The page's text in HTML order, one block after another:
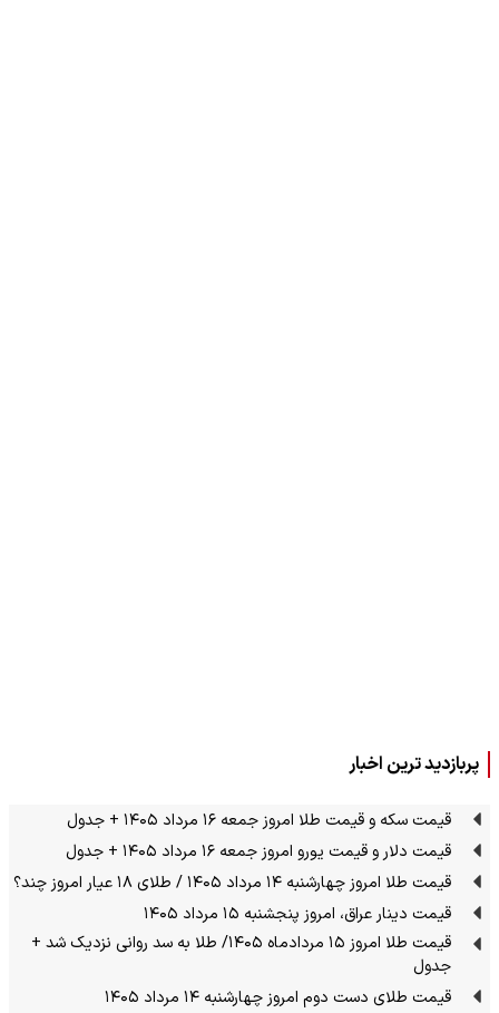
پربازدید ترین اخبار
قیمت سکه و قیمت طلا امروز جمعه ۱۶ مرداد ۱۴۰۵ + جدول
قیمت دلار و قیمت یورو امروز جمعه ۱۶ مرداد ۱۴۰۵ + جدول
قیمت طلا امروز چهارشنبه ۱۴ مرداد ۱۴۰۵ / طلای ۱۸ عیار امروز چند؟
قیمت دینار عراق، امروز پنجشنبه ۱۵ مرداد ۱۴۰۵
قیمت طلا امروز ۱۵ مردادماه ۱۴۰۵/ طلا به سد روانی نزدیک شد +
جدول
قیمت طلای دست دوم امروز چهارشنبه ۱۴ مرداد ۱۴۰۵